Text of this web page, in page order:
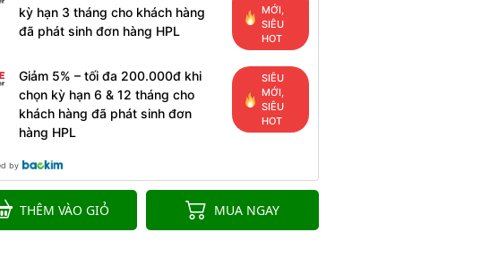
kỳ hạn 3 tháng cho khách hàng
đã phát sinh đơn hàng HPL
MỚI,
SIÊU
HOT
Giảm 5% – tối đa 200.000đ khi
chọn kỳ hạn 6 & 12 tháng cho
khách hàng đã phát sinh đơn
hàng HPL
SIÊU
MỚI,
SIÊU
HOT
by
THÊM VÀO GIỎ MUA NGAY